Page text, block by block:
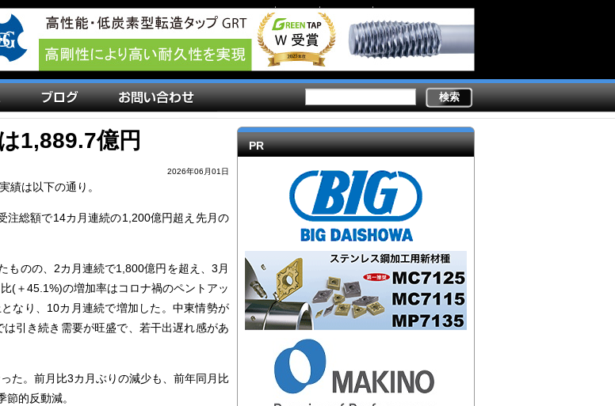
Secondary
links
ライター陣
1,889.7億円
2026年06月01日
績は以下の通り。
総額で14カ月連続の1,200億円超え先月の
のの、2カ月連続で1,800億円を超え、3月
(＋45.1%)の増加率はコロナ禍のペントアッ
なり、10カ月連続で増加した。中東情勢が
引き続き需要が旺盛で、若干出遅れ感があ
。前月比3カ月ぶりの減少も、前年同月比
的反動減。
PR